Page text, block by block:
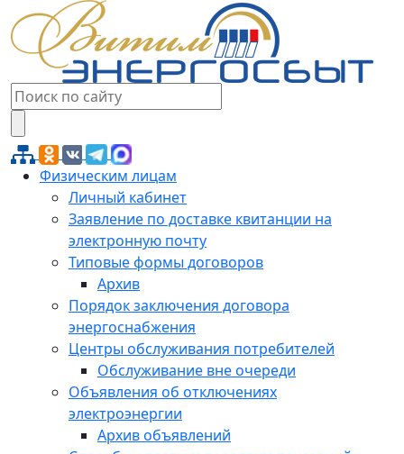
Физическим лицам
Личный кабинет
Заявление по доставке квитанции на
электронную почту
Типовые формы договоров
Архив
Порядок заключения договора
энергоснабжения
Центры обслуживания потребителей
Обслуживание вне очереди
Объявления об отключениях
электроэнергии
Архив объявлений